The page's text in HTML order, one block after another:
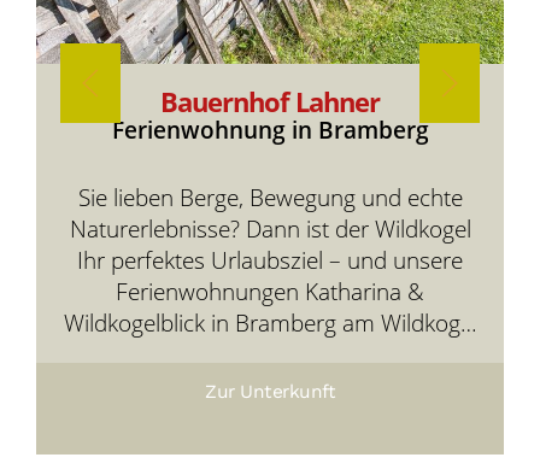
Bauernhof Lahner
Ferienwohnung in Bramberg
Sie lieben Berge, Bewegung und echte
Naturerlebnisse? Dann ist der Wildkogel
Ihr perfektes Urlaubsziel – und unsere
Ferienwohnungen Katharina &
Wildkogelblick in Bramberg am Wildkogel
Bergwelt.
Zur Unterkunft